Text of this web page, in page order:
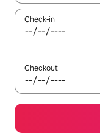
Check-in
Checkout